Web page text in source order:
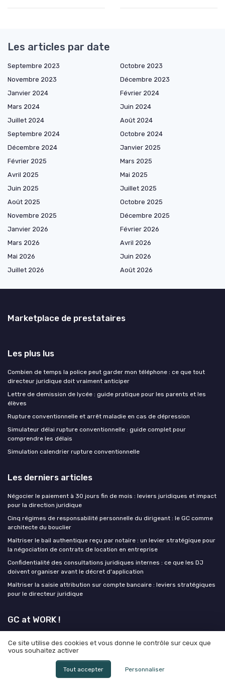
Les articles par date
Septembre 2023
Octobre 2023
Novembre 2023
Décembre 2023
Janvier 2024
Février 2024
Mars 2024
Juin 2024
Juillet 2024
Août 2024
Septembre 2024
Octobre 2024
Décembre 2024
Janvier 2025
Février 2025
Mars 2025
Avril 2025
Mai 2025
Juin 2025
Juillet 2025
Août 2025
Octobre 2025
Novembre 2025
Décembre 2025
Janvier 2026
Février 2026
Mars 2026
Avril 2026
Mai 2026
Juin 2026
Juillet 2026
Août 2026
Marketplace de prestataires
Les plus lus
Combien de temps la police peut garder mon téléphone : ce que tout
directeur juridique doit vraiment anticiper
Lettre de demission de lycée : guide pratique pour les parents et les
élèves
Rupture conventionnelle et arrêt maladie en cas de dépression
Simulateur délai rupture conventionnelle : guide complet pour
comprendre les délais
Simulation calendrier rupture conventionnelle
Les derniers articles
Négocier le paiement à 30 jours fin de mois : leviers juridiques et impact
pour la direction juridique
Cinq régimes de responsabilité personnelle du dirigeant : le GC comme
architecte du bouclier
Maîtriser le bail authentique reçu par notaire : un levier stratégique pour
la négociation de contrats de location en entreprise
Confidentialité des consultations juridiques internes : ce que les DJ
doivent organiser avant le décret d'application
Maîtriser la saisie attribution sur compte bancaire : leviers stratégiques
pour le directeur juridique
GC at WORK !
Mentions légales Politique de confidentialité
enquête 2025 sur l'IA et les directeurs juridiques
Ce site utilise des cookies et vous donne le contrôle sur ceux que
vous souhaitez activer
Tout accepter Personnaliser